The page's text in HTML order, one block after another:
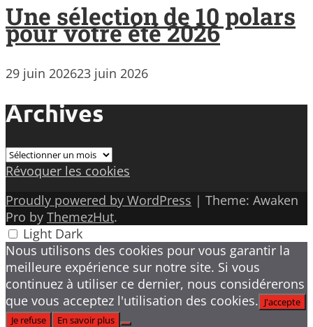
Une sélection de 10 polars
pour votre été 2026
29 juin 202623 juin 2026
Archives
Archives
Révoquer les cookies
Proudly powered by WordPress | Theme: Awaken
Pro by ThemezHut.
Light Dark
Nous utilisons des cookies pour vous garantir la
meilleure expérience sur notre site. Si vous
continuez à utiliser ce dernier, nous considérerons
que vous acceptez l'utilisation des cookies. J'accepte
Je refuse
En savoir plus